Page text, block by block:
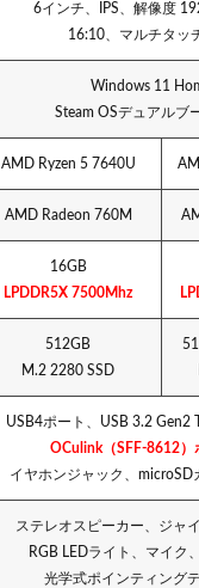
6インチ、IPS、解像度
16:10、マルチタッ
Windows 11
Steam OSデュアルブ
AMD Ryzen 5 7640U
AMD Radeon 760M
16GB
LPDDR5X 7500Mhz
512GB
M.2 2280 SSD
USB4ポート、USB 3.2 Gen2
OCulink（SFF-8612）
イヤホンジャック、microSD
ステレオスピーカー、ジャ
RGB LEDライト、マイク
光学式ポインティングデ